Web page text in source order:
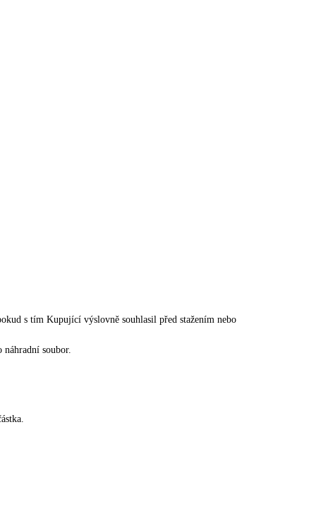
s tím Kupující výslovně souhlasil před stažením nebo
soubor.